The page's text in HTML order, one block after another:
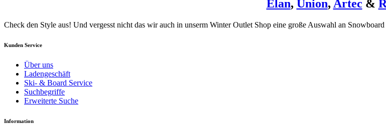
Elan, Union, Artec &
Check den Style aus! Und vergesst nicht das wir auch in unserm Winter Outlet Shop eine große Auswahl an
Kunden Service
Über uns
Ladengeschäft
Ski- & Board Service
Suchbegriffe
Erweiterte Suche
Information